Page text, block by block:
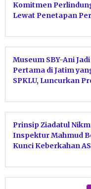
Komitmen
Lewat Penetapan
Museum SBY-Ani
Pertama di Jatim
SPKLU, Luncurkan
Prinsip Ziadatul
Inspektur Mahmud
Kunci Keberkahan